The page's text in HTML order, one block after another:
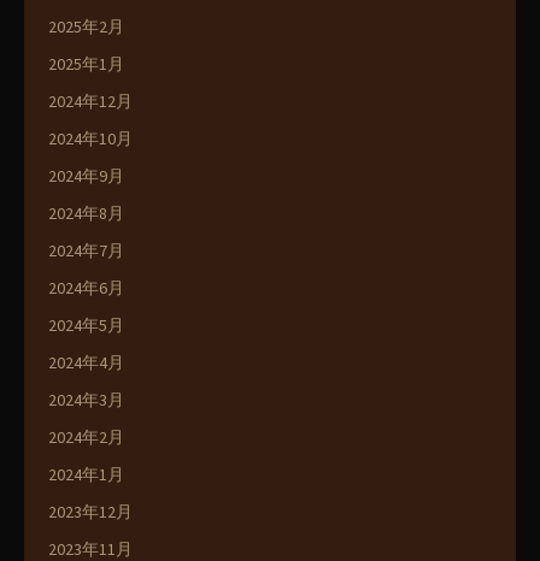
2025年2月
2025年1月
2024年12月
2024年10月
2024年9月
2024年8月
2024年7月
2024年6月
2024年5月
2024年4月
2024年3月
2024年2月
2024年1月
2023年12月
2023年11月